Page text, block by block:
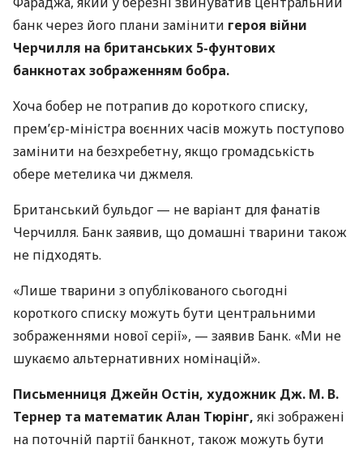
банк через його плани замінити героя війни
Черчилля на британських 5-фунтових
банкнотах зображенням бобра.
Хоча бобер не потрапив до короткого списку,
прем’єр-міністра воєнних часів можуть поступово
замінити на безхребетну, якщо громадськість
обере метелика чи джмеля.
Британський бульдог — не варіант для фанатів
Черчилля. Банк заявив, що домашні тварини також
не підходять.
«Лише тварини з опублікованого сьогодні
короткого списку можуть бути центральними
зображеннями нової серії», — заявив Банк. «Ми не
шукаємо альтернативних номінацій».
Письменниця Джейн Остін, художник Дж. М. В.
Тернер та математик Алан Тюрінг, які зображені
на поточній партії банкнот, також можуть бути